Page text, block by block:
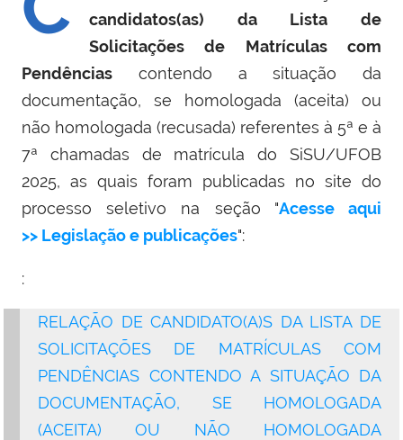
candidatos(as) da Lista de
Solicitações de Matrículas com
Pendências contendo a situação da
documentação, se homologada (aceita) ou
não homologada (recusada) referentes à 5ª e à
7ª chamadas de matrícula do SiSU/UFOB
2025, as quais foram publicadas no site do
processo seletivo na seção "Acesse aqui
>> Legislação e publicações":
:
RELAÇÃO DE CANDIDATO(A)S DA LISTA DE
SOLICITAÇÕES DE MATRÍCULAS COM
PENDÊNCIAS CONTENDO A SITUAÇÃO DA
DOCUMENTAÇÃO, SE HOMOLOGADA
(ACEITA) OU NÃO HOMOLOGADA